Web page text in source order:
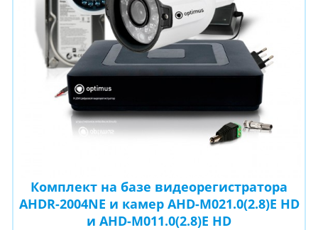
Комплект на базе видеорегистратора
AHDR-2004NE и камер AHD-M021.0(2.8)E HD
и AHD-M011.0(2.8)E HD